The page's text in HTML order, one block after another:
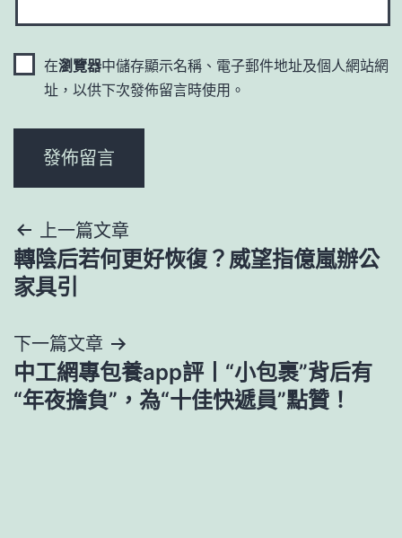
在瀏覽器中儲存顯示名稱、電子郵件地址及個人網站網
址，以供下次發佈留言時使用。
文
章
覽
上一篇文章
轉陰后若何更好恢復？威望指億嵐辦公
家具引
下一篇文章
中工網專包養app評丨“小包裹”背后有
“年夜擔負”，為“十佳快遞員”點贊！